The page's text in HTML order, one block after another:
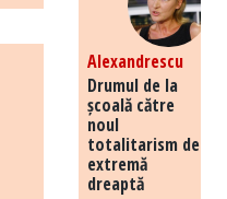
Alexandrescu
Drumul de la
școală către
noul
totalitarism de
extremă
dreaptă